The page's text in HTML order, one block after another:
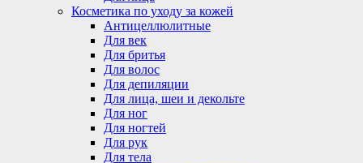
Косметика по уходу за кожей
Антицеллюлитные
Для век
Для бритья
Для волос
Для депиляции
Для лица, шеи и декольте
Для ног
Для ногтей
Для рук
Для тела